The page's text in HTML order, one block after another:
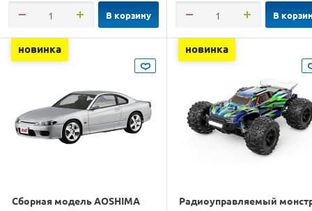
В корзину В
новинка
Сборная модель AOSHIMA
новинка
Радиоуправляемый